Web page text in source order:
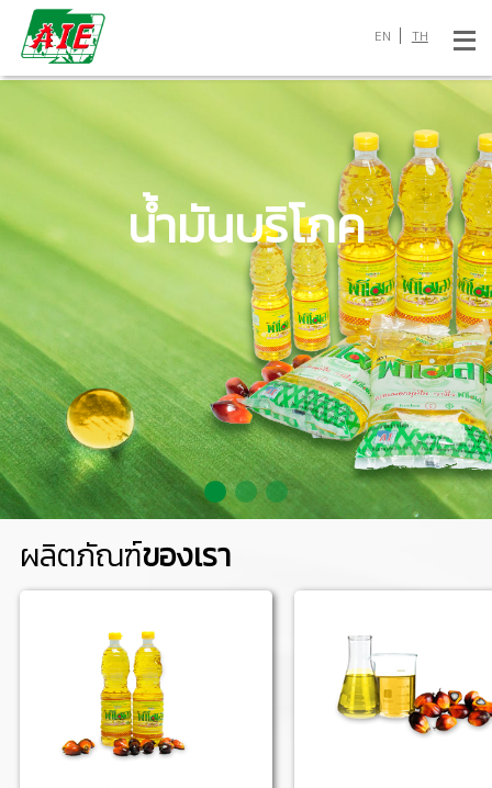
EN TH
ไบโอดีเซล
ผลิตภัณฑ์ของเรา